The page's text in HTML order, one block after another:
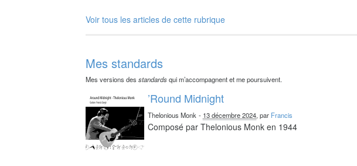
Voir tous les articles de cette rubrique
Mes standards
Mes versions desstandardsqui m’accompagnent et me poursuivent.
’Round Midnight
Thelonious Monk - 13 décembre 2024, par Francis
Composé par Thelonious Monk en 1944